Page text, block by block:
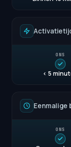
< 5
Eenmalige